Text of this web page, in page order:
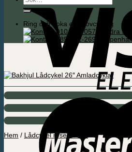
efter:
Ring och boka en Provcykling
010-330-0575 Södra
085-592-2695
Hem / Lådcykel reservdelar